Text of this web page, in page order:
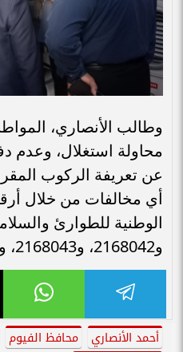
وطالب الأنصاري،
محاولة استغلال، وعدم
عن تعريفة الركوب
أي مخالفات من خلال
و2168042، و2168043، والخط الساخن 114.
أحمد الأنصاري محافظ الفيوم